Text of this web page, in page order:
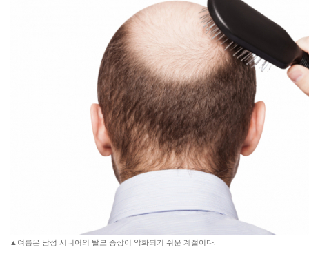
▲여름은 남성 시니어의 탈모 증상이 악화되기 쉬운 계절이다.